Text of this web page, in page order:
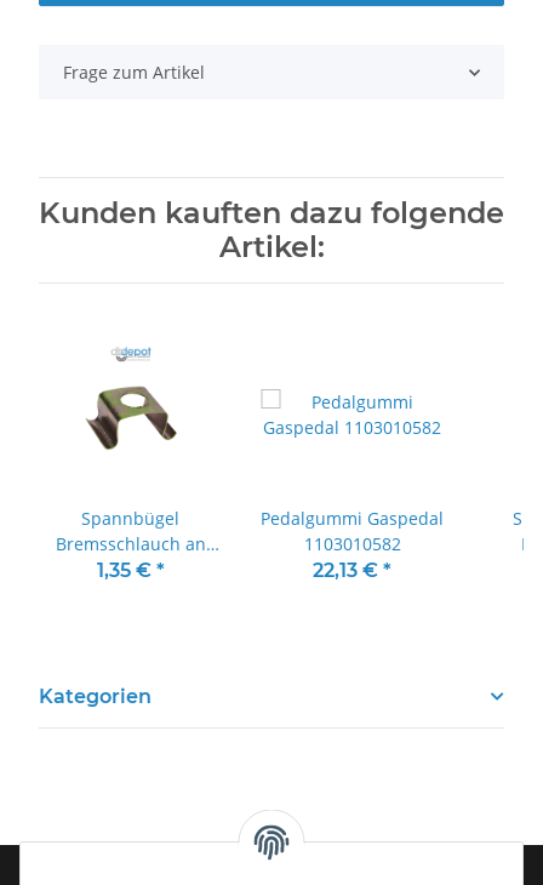
Frage zum Artikel
Kunden kauften dazu folgende
Artikel:
Spannbügel
Bremsschlauch an
Leitung
1,35 € *
Pedalgummi Gaspedal
1103010582
22,13 € *
Kategorien